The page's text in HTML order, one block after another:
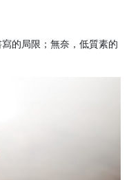
的局限；無奈，低質素的